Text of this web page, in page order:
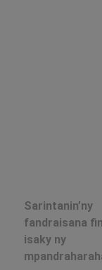
Sarintanin’ny
fandraisana
isaky ny